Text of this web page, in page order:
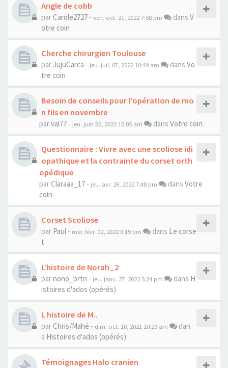
Angle de cobb
par Carole2727 - ven. oct. 21, 2022 7:58 pm dans V
otre coin
Cherche chirurgien Toulouse
par JujuCarca - jeu. juil. 07, 2022 10:49 am dans Vo
tre coin
Besoin de conseils pour l'opération de mo
n fils en novembre
parval77 - jeu. juin 30, 2022 10:05 am dans Votre coin
Questionnaire : Vivre avec une scoliose idi
opathique et la contrainte du corset orth
opédique
parClaraaa_17 - jeu. avr. 28, 2022 7:48 pm dans Votre
coin
Corset Scoliose
par Paul - mer. févr. 02, 2022 8:19 pm dans Le corse
t
L’histoire de Norah_2
parnono_brtn - jeu. janv. 27, 2022 5:24 pm dans H
istoires d'ados (opérés)
L histoire de M..
par Chris/Mahé - dim. oct. 10, 2021 10:29 am
dan
s Histoires d'ados (opérés)
Témoignages Halo cranien